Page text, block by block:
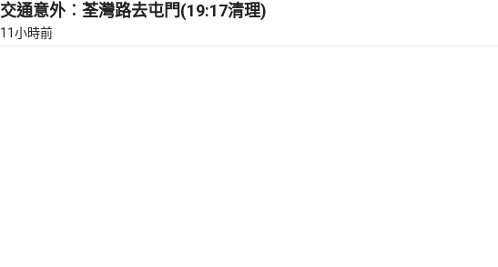
交通意外︰荃灣路去屯門(19:17清理)
11小時前